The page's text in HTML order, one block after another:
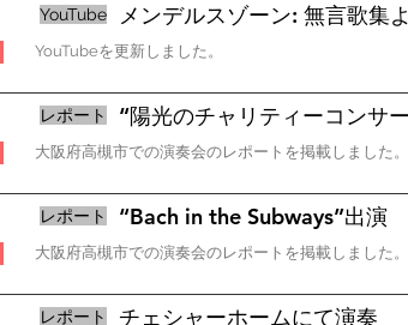
メンデルスゾーン: 無言歌
YouTube
YouTubeを更新しました。
“陽光のチャリティーコンサ
​レポート
大阪府高槻市での演奏会のレポートを掲載しました。
“Bach in the Subways”出演
​レポート
大阪府高槻市での演奏会のレポートを掲載しました。
チェシャーホームにて演奏
​レポート